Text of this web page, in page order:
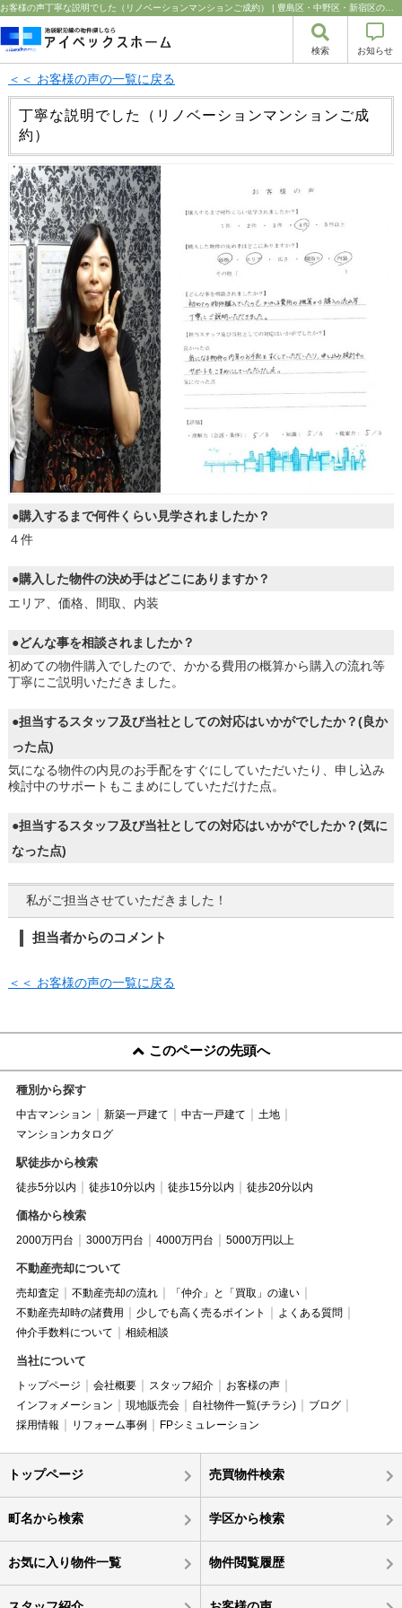
検索 お知らせ
＜＜ お客様の声の一覧に戻る
丁寧な説明でした（リノベーションマンションご成
約）
●購入するまで何件くらい見学されましたか？
４件
●購入した物件の決め手はどこにありますか？
エリア、価格、間取、内装
●どんな事を相談されましたか？
初めての物件購入でしたので、かかる費用の概算から購入の流れ等
丁寧にご説明いただきました。
●担当するスタッフ及び当社としての対応はいかがでしたか？(良か
った点)
気になる物件の内見のお手配をすぐにしていただいたり、申し込み
検討中のサポートもこまめにしていただけた点。
●担当するスタッフ及び当社としての対応はいかがでしたか？(気に
なった点)
私がご担当させていただきました！
担当者からのコメント
＜＜ お客様の声の一覧に戻る
このページの先頭へ
種別から探す
中古マンション 新築一戸建て 中古一戸建て
土地
マンションカタログ
駅徒歩から検索
徒歩5分以内 徒歩10分以内 徒歩15分以内 徒歩20分以内
価格から検索
2000万円台 3000万円台 4000万円台 5000万円以上
不動産売却について
売却査定 不動産売却の流れ
「仲介」と「買取」の違い
不動産売却時の諸費用
少しでも高く売るポイント
よくある質問
仲介手数料について
相続相談
当社について
トップページ 会社概要 スタッフ紹介
お客様の声
インフォメーション
現地販売会 自社物件一覧(チラシ)
ブログ
採用情報
リフォーム事例 FPシミュレーション
トップページ 売買物件検索
町名から検索 学区から検索
お気に入り物件一覧 物件閲覧履歴